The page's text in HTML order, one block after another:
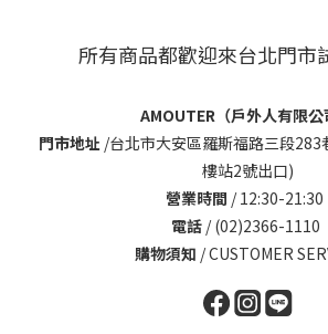
所有商品都歡迎來台北門市
AMOUTER（戶外人有限公
門市地址 /台北市大安區羅斯福路三段
樓站2號出口)
營業時間 / 12:30-21:30
電話 / (02)2366-1110
購物須知 /CUSTOMER